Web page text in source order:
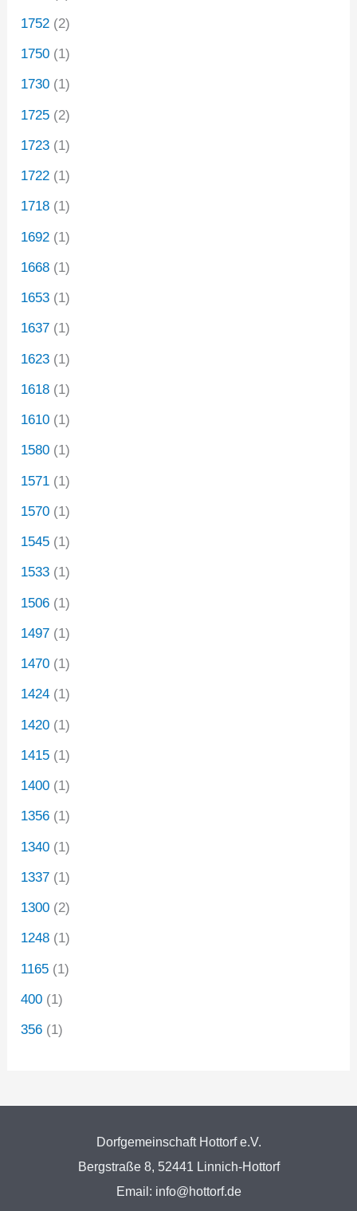
1752 (2)
1750 (1)
1730 (1)
1725 (2)
1723 (1)
1722 (1)
1718 (1)
1692 (1)
1668 (1)
1653 (1)
1637 (1)
1623 (1)
1618 (1)
1610 (1)
1580 (1)
1571 (1)
1570 (1)
1545 (1)
1533 (1)
1506 (1)
1497 (1)
1470 (1)
1424 (1)
1420 (1)
1415 (1)
1400 (1)
1356 (1)
1340 (1)
1337 (1)
1300 (2)
1248 (1)
1165 (1)
400 (1)
356 (1)
Dorfgemeinschaft Hottorf e.V.
Bergstraße 8, 52441 Linnich-Hottorf
Email: info@hottorf.de